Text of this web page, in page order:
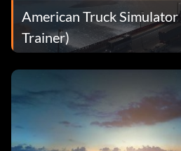
American Truck
Trainer)